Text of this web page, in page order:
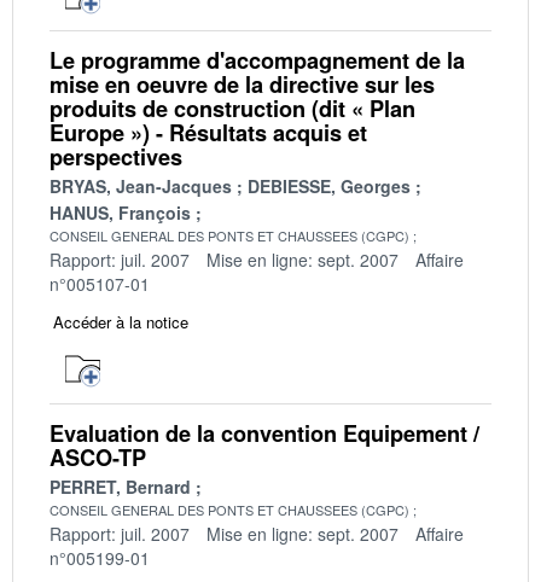
Le programme d'accompagnement de la
mise en oeuvre de la directive sur les
produits de construction (dit « Plan
Europe ») - Résultats acquis et
perspectives
BRYAS, Jean-Jacques
DEBIESSE, Georges
HANUS, François
CONSEIL GENERAL DES PONTS ET CHAUSSEES (CGPC)
Rapport: juil. 2007 Mise en ligne: sept. 2007
Affaire
n°005107-01
Accéder à la notice
Evaluation de la convention Equipement /
ASCO-TP
PERRET, Bernard
CONSEIL GENERAL DES PONTS ET CHAUSSEES (CGPC)
Rapport: juil. 2007 Mise en ligne: sept. 2007
Affaire
n°005199-01